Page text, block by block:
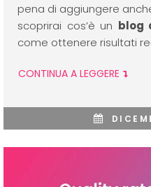
pena di aggiungere
scoprirai cos’è un blog
come ottenere risultati
CONTINUA A LEGGERE